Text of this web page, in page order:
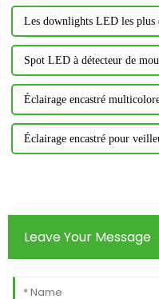
Les downlights LED les plus
Spot LED à détecteur de
Éclairage encastré
Éclairage encastré pour
Leave Your Message